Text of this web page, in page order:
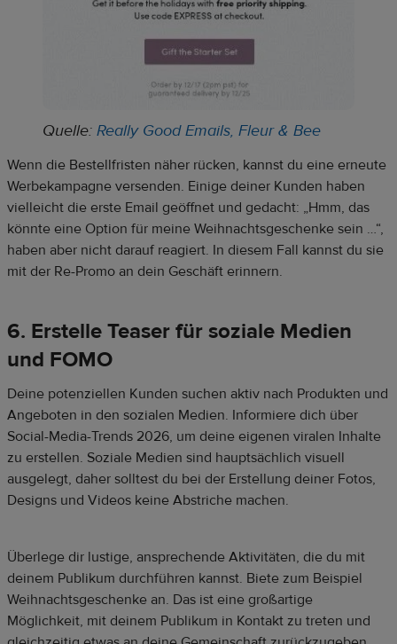
Quelle: Really Good Emails, Fleur & Bee
Wenn die Bestellfristen näher rücken, kannst du eine erneute
Werbekampagne versenden. Einige deiner Kunden haben
vielleicht die erste Email geöffnet und gedacht: „Hmm, das
könnte eine Option für meine Weihnachtsgeschenke sein …“,
haben aber nicht darauf reagiert. In diesem Fall kannst du sie
mit der Re-Promo an dein Geschäft erinnern.
6. Erstelle Teaser für soziale Medien
und FOMO
Deine potenziellen Kunden suchen aktiv nach Produkten und
Angeboten in den sozialen Medien. Informiere dich über
Social-Media-Trends 2026, um deine eigenen viralen Inhalte
zu erstellen. Soziale Medien sind hauptsächlich visuell
ausgelegt, daher solltest du bei der Erstellung deiner Fotos,
Designs und Videos keine Abstriche machen.
Überlege dir lustige, ansprechende Aktivitäten, die du mit
deinem Publikum durchführen kannst. Biete zum Beispiel
Weihnachtsgeschenke an. Das ist eine großartige
Möglichkeit, mit deinem Publikum in Kontakt zu treten und